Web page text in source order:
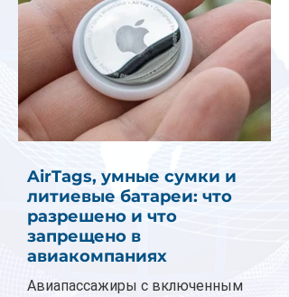
AirTags, умные сумки и
литиевые батареи: что
разрешено и что
запрещено в
авиакомпаниях
Авиапассажиры с включенным